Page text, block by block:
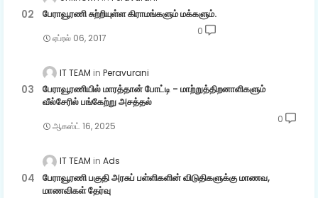
பேராவூரணி சுற்றியுள்ள கிராமங்களும் மக்களும்.
ஏப்ரல் 06, 2017
0
IT TEAM Peravurani
பேராவூரணியில் மாரத்தான் போட்டி - மாற்றுத்திறனாளிகளும்
வீல்சேரில் பங்கேற்று அசத்தல்
ஆகஸ்ட் 16, 2025
0
IT TEAM Ads
பேராவூரணி பகுதி அரசுப் பள்ளிகளின் விடுதிகளுக்கு மாணவ,
மாணவிகள் தேர்வு